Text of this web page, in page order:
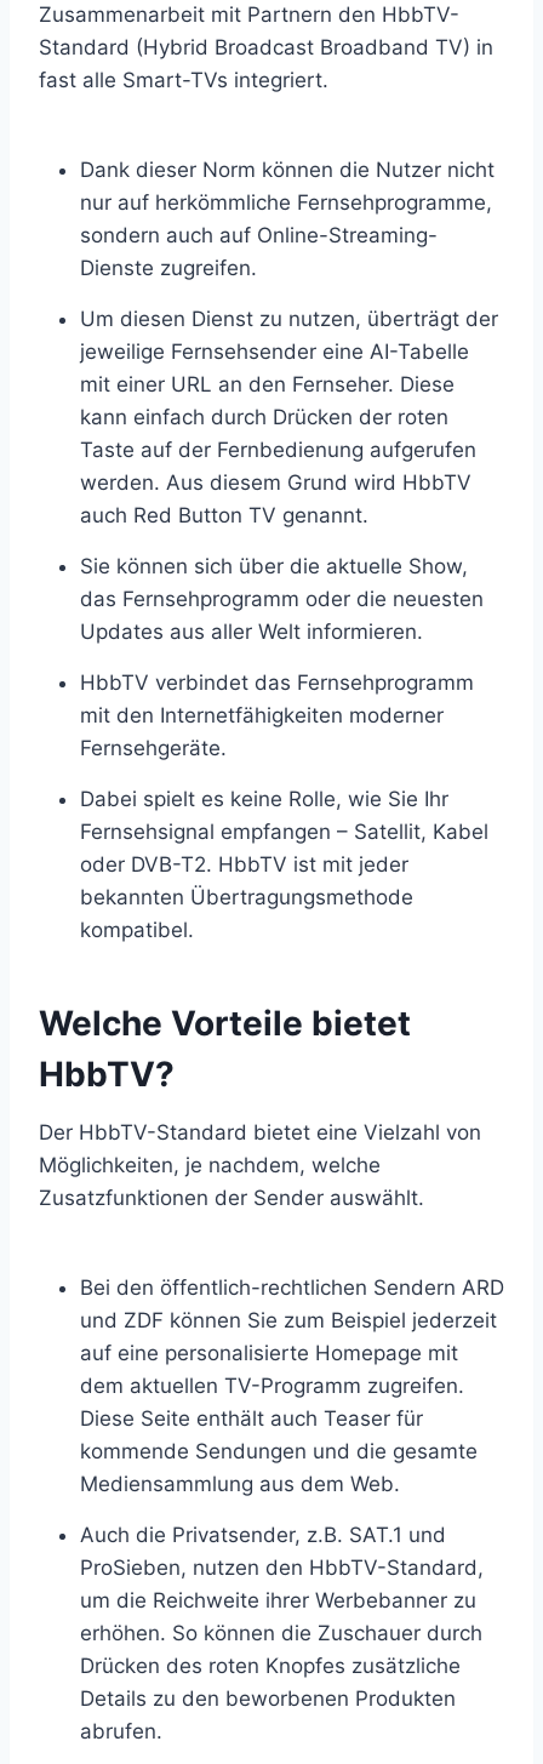
Zusammenarbeit mit Partnern den HbbTV-
Standard (Hybrid Broadcast Broadband TV) in
fast alle Smart-TVs integriert.
Dank dieser Norm können die Nutzer nicht
nur auf herkömmliche Fernsehprogramme,
sondern auch auf Online-Streaming-
Dienste zugreifen.
Um diesen Dienst zu nutzen, überträgt der
jeweilige Fernsehsender eine AI-Tabelle
mit einer URL an den Fernseher. Diese
kann einfach durch Drücken der roten
Taste auf der Fernbedienung aufgerufen
werden. Aus diesem Grund wird HbbTV
auch Red Button TV genannt.
Sie können sich über die aktuelle Show,
das Fernsehprogramm oder die neuesten
Updates aus aller Welt informieren.
HbbTV verbindet das Fernsehprogramm
mit den Internetfähigkeiten moderner
Fernsehgeräte.
Dabei spielt es keine Rolle, wie Sie Ihr
Fernsehsignal empfangen – Satellit, Kabel
oder DVB-T2. HbbTV ist mit jeder
bekannten Übertragungsmethode
kompatibel.
Welche Vorteile bietet
HbbTV?
Der HbbTV-Standard bietet eine Vielzahl von
Möglichkeiten, je nachdem, welche
Zusatzfunktionen der Sender auswählt.
Bei den öffentlich-rechtlichen Sendern ARD
und ZDF können Sie zum Beispiel jederzeit
auf eine personalisierte Homepage mit
dem aktuellen TV-Programm zugreifen.
Diese Seite enthält auch Teaser für
kommende Sendungen und die gesamte
Mediensammlung aus dem Web.
Auch die Privatsender, z.B. SAT.1 und
ProSieben, nutzen den HbbTV-Standard,
um die Reichweite ihrer Werbebanner zu
erhöhen. So können die Zuschauer durch
Drücken des roten Knopfes zusätzliche
Details zu den beworbenen Produkten
abrufen.